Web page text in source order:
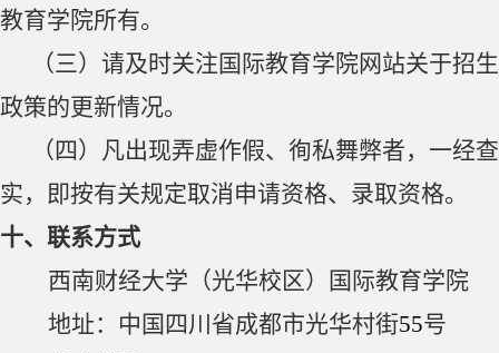
教育学院所有。
（三） 请及时关注国际教育学院网站关于招生
政策的更新情况。
（四）凡出现弄虚作假、徇私舞弊者，一经查
实，即按有关规定取消申请资格、录取资格。
十、联系方式
西南财经大学（光华校区）国际教育学院
地址：中国四川省成都市光华村街55号